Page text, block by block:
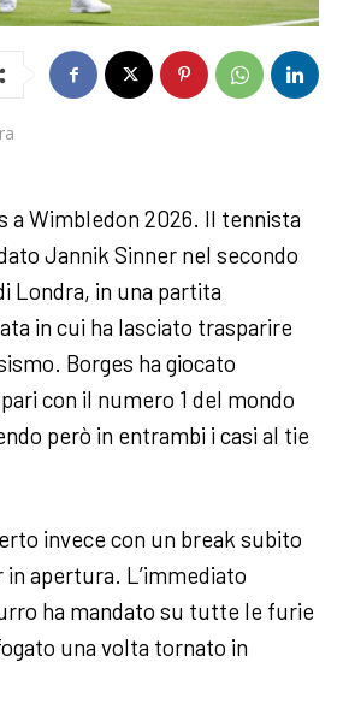
a Wimbledon 2026. Il tennista
Jannik Sinner nel secondo
Londra, in una partita
in cui ha lasciato trasparire
Borges ha giocato
con il numero 1 del mondo
però in entrambi i casi al tie
invece con un break subito
in apertura. L’immediato
ha mandato su tutte le furie
una volta tornato in